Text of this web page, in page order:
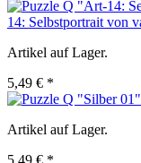
14: Selbstportrait von
Artikel auf Lager.
5,49 € *
Artikel auf Lager.